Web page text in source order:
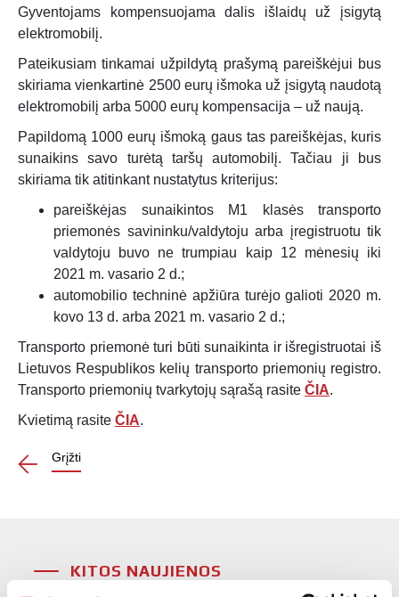
Gyventojams kompensuojama dalis išlaidų už įsigytą
elektromobilį.
Pateikusiam tinkamai užpildytą prašymą pareiškėjui bus
skiriama vienkartinė 2500 eurų išmoka už įsigytą naudotą
elektromobilį arba 5000 eurų kompensacija – už naują.
Papildomą 1000 eurų išmoką gaus tas pareiškėjas, kuris
sunaikins savo turėtą taršų automobilį. Tačiau ji bus
skiriama tik atitinkant nustatytus kriterijus:
pareiškėjas sunaikintos M1 klasės transporto
priemonės savininku/valdytoju arba įregistruotu tik
valdytoju buvo ne trumpiau kaip 12 mėnesių iki
2021 m. vasario 2 d.;
automobilio techninė apžiūra turėjo galioti 2020 m.
kovo 13 d. arba 2021 m. vasario 2 d.;
Transporto priemonė turi būti sunaikinta ir išregistruotai iš
Lietuvos Respublikos kelių transporto priemonių registro.
Transporto priemonių tvarkytojų sąrašą rasite ČIA.
Kvietimą rasite ČIA.
Grįžti
KITOS NAUJIENOS